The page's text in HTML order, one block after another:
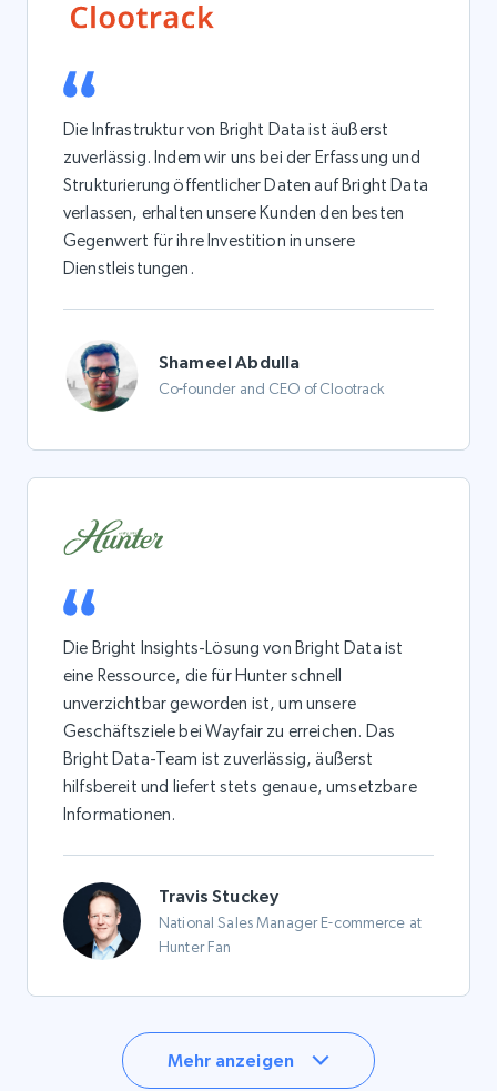
Die Infrastruktur von Bright Data ist äußerst
zuverlässig. Indem wir uns bei der Erfassung und
Strukturierung öffentlicher Daten auf Bright Data
verlassen, erhalten unsere Kunden den besten
Gegenwert für ihre Investition in unsere
Dienstleistungen.
Shameel Abdulla
Co-founder and CEO of Clootrack
Die Bright Insights-Lösung von Bright Data ist
eine Ressource, die für Hunter schnell
unverzichtbar geworden ist, um unsere
Geschäftsziele bei Wayfair zu erreichen. Das
Bright Data-Team ist zuverlässig, äußerst
hilfsbereit und liefert stets genaue, umsetzbare
Informationen.
Travis Stuckey
National Sales Manager E-commerce at
Hunter Fan
Mehr anzeigen